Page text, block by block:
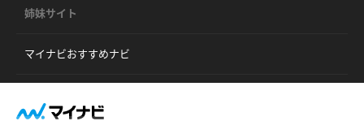
姉妹サイト
マイナビおすすめナビ